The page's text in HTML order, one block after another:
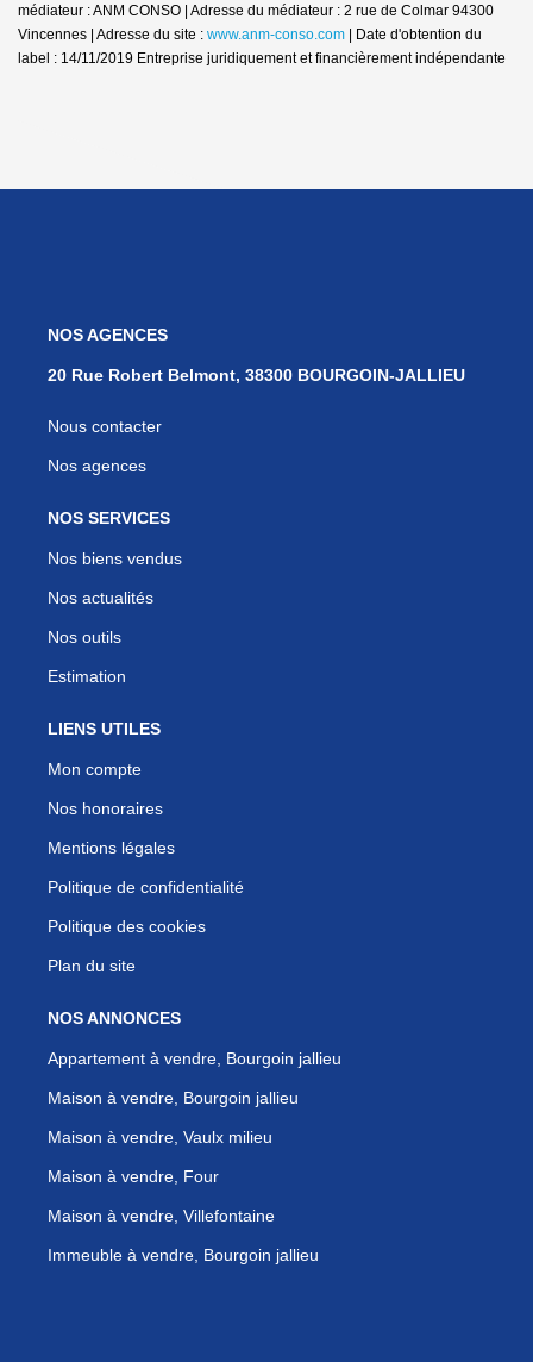
médiateur : ANM CONSO | Adresse du médiateur : 2 rue de Colmar 94300
Vincennes | Adresse du site : www.anm-conso.com | Date d'obtention du
label : 14/11/2019 Entreprise juridiquement et financièrement indépendante
NOS AGENCES
20 Rue Robert Belmont, 38300 BOURGOIN-JALLIEU
Nous contacter
Nos agences
NOS SERVICES
Nos biens vendus
Nos actualités
Nos outils
Estimation
LIENS UTILES
Mon compte
Nos honoraires
Mentions légales
Politique de confidentialité
Politique des cookies
Plan du site
NOS ANNONCES
Appartement à vendre, Bourgoin jallieu
Maison à vendre, Bourgoin jallieu
Maison à vendre, Vaulx milieu
Maison à vendre, Four
Maison à vendre, Villefontaine
Immeuble à vendre, Bourgoin jallieu